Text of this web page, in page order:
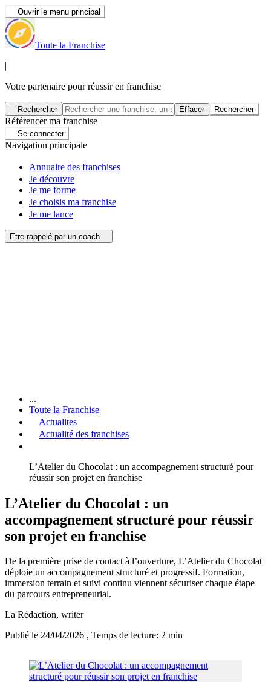
Ouvrir le menu principal
Toute la Franchise
|
Votre partenaire pour réussir en franchise
Rechercher Effacer Rechercher
Référencer ma franchise
Se connecter
Navigation principale
Annuaire des franchises
Je découvre
Je me forme
Je choisis ma franchise
Je me lance
Etre rappelé par un coach
...
Toute la Franchise
Actualites
Actualité des franchises
L’Atelier du Chocolat : un accompagnement structuré pour
réussir son projet en franchise
L’Atelier du Chocolat : un
accompagnement structuré pour réussir
son projet en franchise
De la première prise de contact à l’ouverture, L’Atelier du Chocolat
déploie un accompagnement structuré et progressif. Formation,
immersion terrain et suivi continu viennent sécuriser chaque étape
du parcours entrepreneurial.
La Rédaction, writer
Publié le 24/04/2026 , Temps de lecture: 2 min